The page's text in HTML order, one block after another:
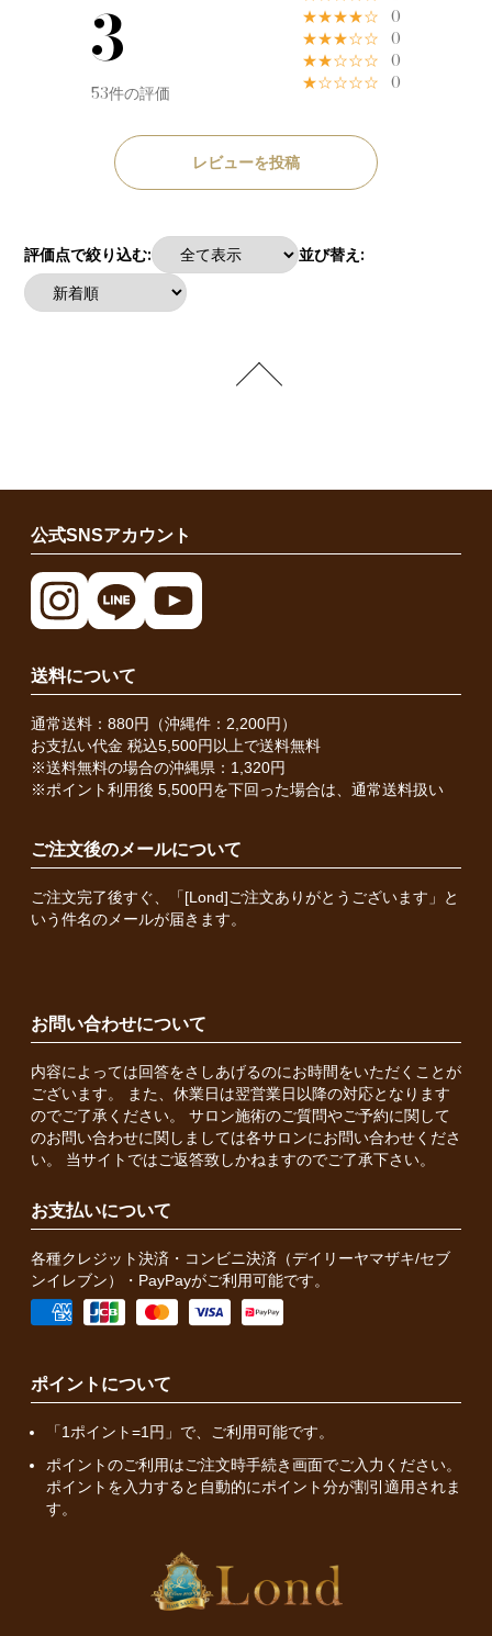
3
53件の評価
★★★★☆ 0
★★★☆☆ 0
★★☆☆☆ 0
★☆☆☆☆ 0
レビューを投稿
評価点で絞り込む: 並び替え:
公式SNSアカウント
送料について
通常送料：880円（沖縄件：2,200円）
お支払い代金 税込5,500円以上で送料無料
※送料無料の場合の沖縄県：1,320円
※ポイント利用後 5,500円を下回った場合は、通常送料扱い
ご注文後のメールについて
ご注文完了後すぐ、「[Lond]ご注文ありがとうございます」と
いう件名のメールが届きます。
お問い合わせについて
内容によっては回答をさしあげるのにお時間をいただくことが
ございます。 また、休業日は翌営業日以降の対応となります
のでご了承ください。 サロン施術のご質問やご予約に関して
のお問い合わせに関しましては各サロンにお問い合わせくださ
い。 当サイトではご返答致しかねますのでご了承下さい。
お支払いについて
各種クレジット決済・コンビニ決済（デイリーヤマザキ/セブ
ンイレブン）・PayPayがご利用可能です。
ポイントについて
「1ポイント=1円」で、ご利用可能です。
ポイントのご利用はご注文時手続き画面でご入力ください。
ポイントを入力すると自動的にポイント分が割引適用されま
す。